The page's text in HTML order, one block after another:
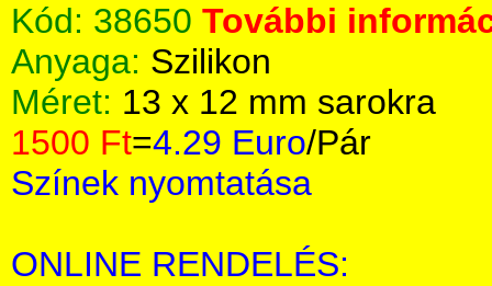
Kód: 38650 További
Anyaga: Szilikon
Méret: 13 x 12 mm sarokra
1500 Ft=4.29 Euro/Pár
Színek nyomtatása
ONLINE RENDELÉS: